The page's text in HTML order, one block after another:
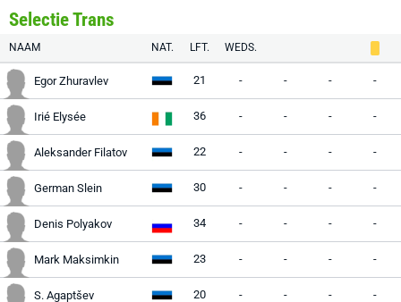
Selectie Trans
NAAM NAT. LFT. WEDS.
Egor Zhuravlev 21 - - - -
Irié Elysée 36 - - - -
Aleksander Filatov 22 - - - -
German Slein 30 - - - -
Denis Polyakov 34 - - - -
Mark Maksimkin 23 - - - -
S. Agaptšev 20 - - - -